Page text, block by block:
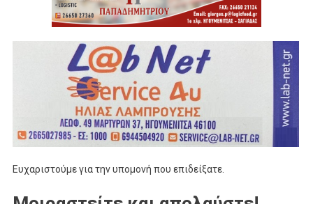
Ευχαριστούμε για την υπομονή που επιδείξατε.